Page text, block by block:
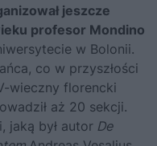
jeszcze
profesor Mondino
w Bolonii.
co w przyszłości
wieczny florencki
aż 20 sekcji.
jaką był autor De